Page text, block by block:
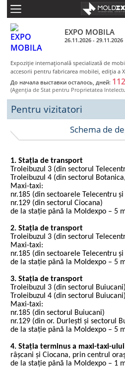
EXPO MOBILA
26.11.2026 - 29.11.2026
Expoziţie internaţională specializată de
accesorii pentru fabricarea mobilei, ediţia a
До начала выставки осталось, дней: 112
(Agenţia de Stat pentru Proprietatea
Pentru vizitatori
Schema de
1. Stația de transport
Troleibuzul 3 (din sectorul
Troleibuzul 4 (din sectorul
Maxi-taxi:
nr.185 (din sectoarele Telecentru
nr.129 (din sectorul Ciocana)
de la stație până la Moldexpo – 5
2. Stația de transport
Troleibuzul 3 (din sectorul
Maxi-taxi:
nr.185 (din sectoarele Telecentru
de la stație până la Moldexpo – 5
3. Stația de transport
Troleibuzul 3 (din sectorul Buiucani)
Troleibuzul 4 (din sectorul Buiucani)
Maxi-taxi:
nr.185 (din sectorul Buiucani)
nr.129 (din or. Durlești și sectorul
de la stație până la Moldexpo – 5
4. Stația terminus a maxi-taxi-ului
râșcani și Ciocana, prin centrul
de la stație până la Moldexpo – 1